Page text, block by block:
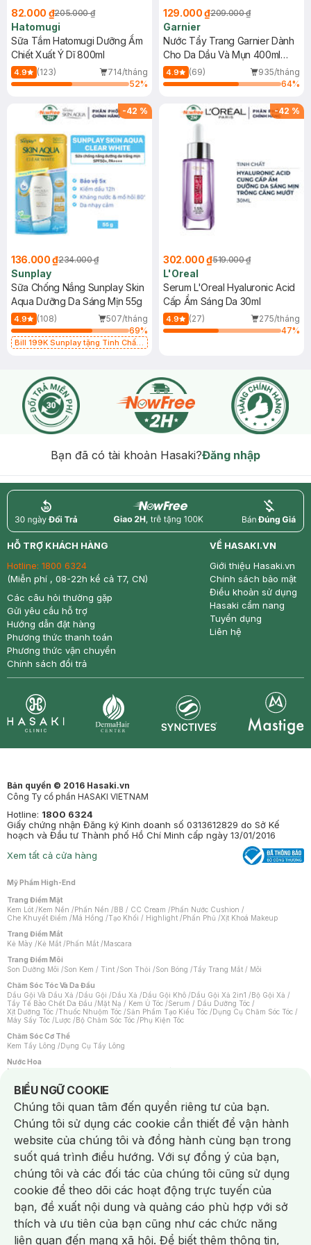
82.000 ₫205.000 ₫
Hatomugi
Sữa Tắm Hatomugi Dưỡng Ẩm
Chiết Xuất Ý Dĩ 800ml
4.9 (123)
714/tháng
52%
129.000 ₫209.000 ₫
Garnier
Nước Tẩy Trang Garnier Dành
Cho Da Dầu Và Mụn 400ml
(Mới)
4.9 (69)
935/tháng
64%
-42 %
136.000 ₫234.000 ₫
Sunplay
Sữa Chống Nắng Sunplay Skin
Aqua Dưỡng Da Sáng Mịn 55g
4.9 (108)
507/tháng
69%
Bill 199K Sunplay tặng Tinh Chất
-42 %
302.000 ₫519.000 ₫
L'Oreal
Serum L'Oreal Hyaluronic Acid
Cấp Ẩm Sáng Da 30ml
4.9 (27)
275/tháng
47%
Bạn đã có tài khoản Hasaki?Đăng nhập
return nowfree price
HỖ TRỢ KHÁCH HÀNG
Hotline: 1800 6324
(Miễn phí , 08-22h kể cả T7, CN)
Các câu hỏi thường gặp
Gửi yêu cầu hỗ trợ
Hướng dẫn đặt hàng
Phương thức thanh toán
Phương thức vận chuyển
Chính sách đổi trả
VỀ HASAKI.VN
Giới thiệu Hasaki.vn
Chính sách bảo mật
Điều khoản sử dụng
Hasaki cẩm nang
Tuyển dụng
Liên hệ
Bản quyền © 2016 Hasaki.vn
Công Ty cổ phần HASAKI VIETNAM
Hotline: 1800 6324
Giấy chứng nhận Đăng ký Kinh doanh số 0313612829 do Sở Kế
hoạch và Đầu tư Thành phố Hồ Chí Minh cấp ngày 13/01/2016
Xem tất cả cửa hàng
Mỹ Phẩm High-End
Trang Điểm Mặt
Kem Lót /Kem Nền /Phấn Nền /BB / CC Cream /Phấn Nước Cushion /
Che Khuyết Điểm /Má Hồng /Tạo Khối / Highlight /Phấn Phủ /Xịt Khoá Makeup
Trang Điểm Mắt
Kẻ Mày /Kẻ Mắt /Phấn Mắt /Mascara
Trang Điểm Môi
Son Dưỡng Môi /Son Kem / Tint /Son Thỏi /Son Bóng /Tẩy Trang Mắt / Môi
Chăm Sóc Tóc Và Da Đầu
Dầu Gội Và Dầu Xả /Dầu Gội /Dầu Xả /Dầu Gội Khô /Dầu Gội Xả 2in1 /Bộ Gội Xả /
Tẩy Tế Bào Chết Da Đầu /Mặt Nạ / Kem Ủ Tóc /Serum / Dầu Dưỡng Tóc /
Xịt Dưỡng Tóc /Thuốc Nhuộm Tóc /Sản Phẩm Tạo Kiểu Tóc /Dụng Cụ Chăm Sóc Tóc /
Máy Sấy Tóc /Lược /Bộ Chăm Sóc Tóc /Phụ Kiện Tóc
Chăm Sóc Cơ Thể
Kem Tẩy Lông /Dụng Cụ Tẩy Lông
Nước Hoa
Nước Hoa Nữ
Chăm Sóc Cá Nhân
Chống Muỗi /Khẩu Trang /Máy Massage/Mặt Nạ Xông Hơi /Nước Rửa Tay/
Sản Phẩm Chăm Sóc Khác /Bàn Chải Đánh Răng /Bàn Chải Điện/
Hỗ Trợ Trắng Răng/Kem Đánh Răng /Máy Tăm Nước/ Nước Súc Miệng/
Tăm / Chỉ Nha Khoa/ Xịt Thơm Miệng / Dung Dịch Vệ Sinh/Dưỡng Vùng Kín/
Khăn Ướt Vệ Sinh Vùng Kín/Băng Vệ Sinh/Tampon/Bọt Cạo Râu /Dao Cạo Râu/
Máy Cạo Râu
Vấn Đề Về Da
Da Dầu / Lỗ Chân Lông To/ Da Khô / Mất Nước/ Da Lão Hóa/ Da Mụn/
Da Nhạy Cảm / Kích Ứng
Da Xỉn Màu Thâm / Nám / Tàn Nhang
Quầng Thâm & Bọng Mắt /Sẹo /Viêm Da Cơ Địa
Dụng Cụ / Phụ Kiện Chăm Sóc Da
Bông Tẩy Trang
Khăn Lau Mặt Khô Dụng Cụ / Máy Rửa Mặt Máy Chăm Sóc Da
Dụng Cụ Chăm Sóc Khác
BIỂU NGỮ COOKIE
Notice about cookies usage
Chúng tôi quan tâm đến quyền riêng tư của bạn.
Chúng tôi sử dụng các cookie cần thiết để vận hành
website của chúng tôi và đồng hành cùng bạn trong
suốt quá trình điều hướng. Với sự đồng ý của bạn,
chúng tôi và các đối tác của chúng tôi cũng sử dụng
cookie để theo dõi các hoạt động trực tuyến của
bạn, đề xuất nội dung và quảng cáo phù hợp với sở
thích và ưu tiên của bạn cũng như các chức năng
liên quan đến mạng xã hội. Để biết thêm thông tin,